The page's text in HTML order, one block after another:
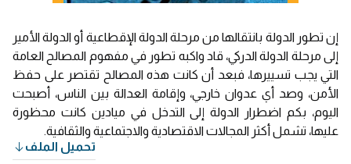
إن تطور الدولة بانتقالها من مرحلة الدولة الإقطاعية أو الدولة الأمير
إلى مرحلة الدولة الدركي، قاد واكبه تطور في مفهوم المصالح العامة
التي يجب تسييرها، فبعد أن كانت هذه المصالح تقتصر على حفظ
الأمن، وصد أي عدوان خارجي، وإقامة العدالة بين الناس، أصبحت
اليوم، بكم اضطرار الدولة إلى التدخل في ميادين كانت محظورة
عليها، تشمل أكثر المجالات الاقتصادية والاجتماعية والثقافية.
تحميل الملف